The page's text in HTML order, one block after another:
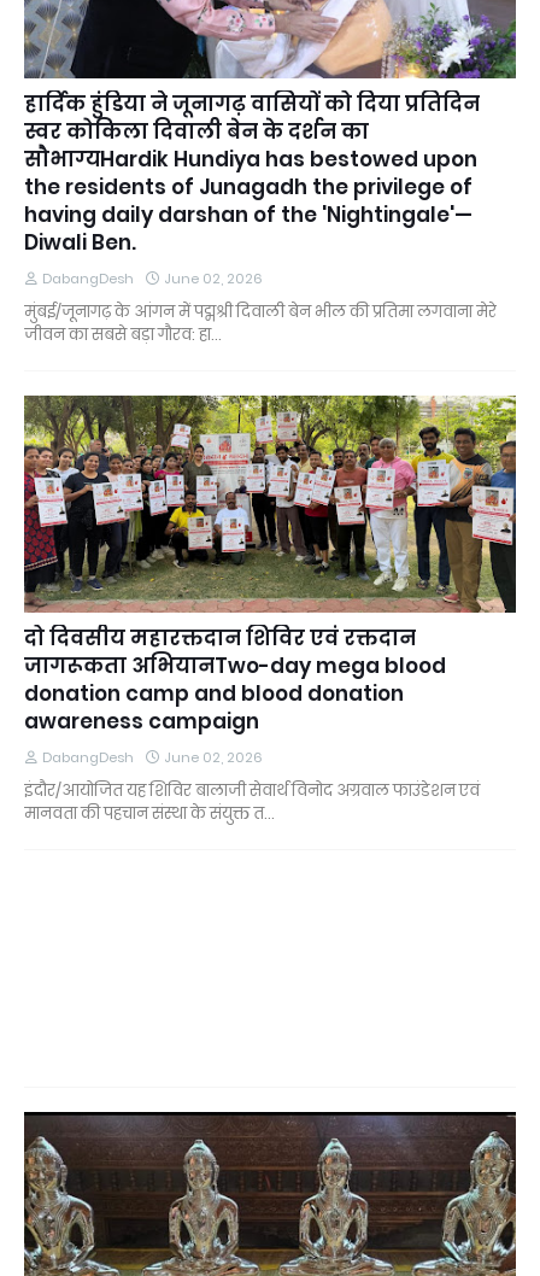
हार्दिक हुंडिया ने जूनागढ़ वासियों को दिया प्रतिदिन
स्वर कोकिला दिवाली बेन के दर्शन का
सौभाग्यHardik Hundiya has bestowed upon
the residents of Junagadh the privilege of
having daily darshan of the 'Nightingale'—
Diwali Ben.
DabangDesh June 02, 2026
मुंबई/जूनागढ़ के आंगन में पद्मश्री दिवाली बेन भील की प्रतिमा लगवाना मेरे
जीवन का सबसे बड़ा गौरव: हा…
दो दिवसीय महारक्तदान शिविर एवं रक्तदान
जागरूकता अभियानTwo-day mega blood
donation camp and blood donation
awareness campaign
DabangDesh June 02, 2026
इंदौर/आयोजित यह शिविर बालाजी सेवार्थ विनोद अग्रवाल फाउंडेशन एवं
मानवता की पहचान संस्था के संयुक्त त…